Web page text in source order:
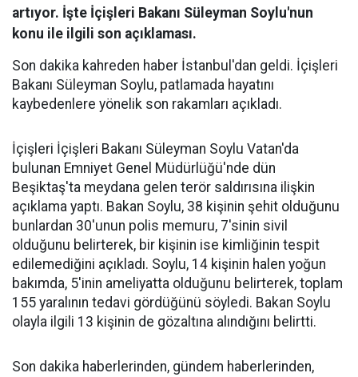
artıyor. İşte İçişleri Bakanı Süleyman Soylu'nun
konu ile ilgili son açıklaması.
Son dakika kahreden haber İstanbul'dan geldi. İçişleri
Bakanı Süleyman Soylu, patlamada hayatını
kaybedenlere yönelik son rakamları açıkladı.
İçişleri İçişleri Bakanı Süleyman Soylu Vatan'da
bulunan Emniyet Genel Müdürlüğü'nde dün
Beşiktaş'ta meydana gelen terör saldırısına ilişkin
açıklama yaptı. Bakan Soylu, 38 kişinin şehit olduğunu
bunlardan 30'unun polis memuru, 7'sinin sivil
olduğunu belirterek, bir kişinin ise kimliğinin tespit
edilemediğini açıkladı. Soylu, 14 kişinin halen yoğun
bakımda, 5'inin ameliyatta olduğunu belirterek, toplam
155 yaralının tedavi gördüğünü söyledi. Bakan Soylu
olayla ilgili 13 kişinin de gözaltına alındığını belirtti.
Son dakika haberlerinden, gündem haberlerinden,